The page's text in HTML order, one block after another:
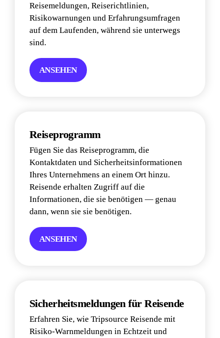
Reisemeldungen, Reiserichtlinien,
Risikowarnungen und Erfahrungsumfragen
auf dem Laufenden, während sie unterwegs
sind.
ANSEHEN
Reiseprogramm
Fügen Sie das Reiseprogramm, die
Kontaktdaten und Sicherheitsinformationen
Ihres Unternehmens an einem Ort hinzu.
Reisende erhalten Zugriff auf die
Informationen, die sie benötigen — genau
dann, wenn sie sie benötigen.
ANSEHEN
Sicherheitsmeldungen für Reisende
Erfahren Sie, wie Tripsource Reisende mit
Risiko-Warnmeldungen in Echtzeit und